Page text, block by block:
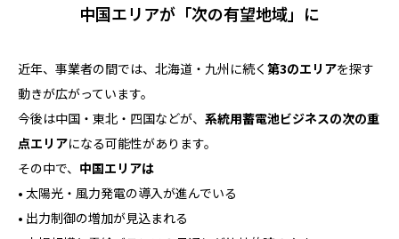
中国エリアが「次の有望地域」に
近年、事業者の間では、北海道・九州に続く 第3のエリアを探す
動きが広がっています。
今後は中国・東北・四国などが、 系統用蓄電池ビジネスの次の重
点エリアになる可能性があります。
その中で、 中国エリアは
• 太陽光・風力発電の導入が進んでいる
• 出力制御の増加が見込まれる